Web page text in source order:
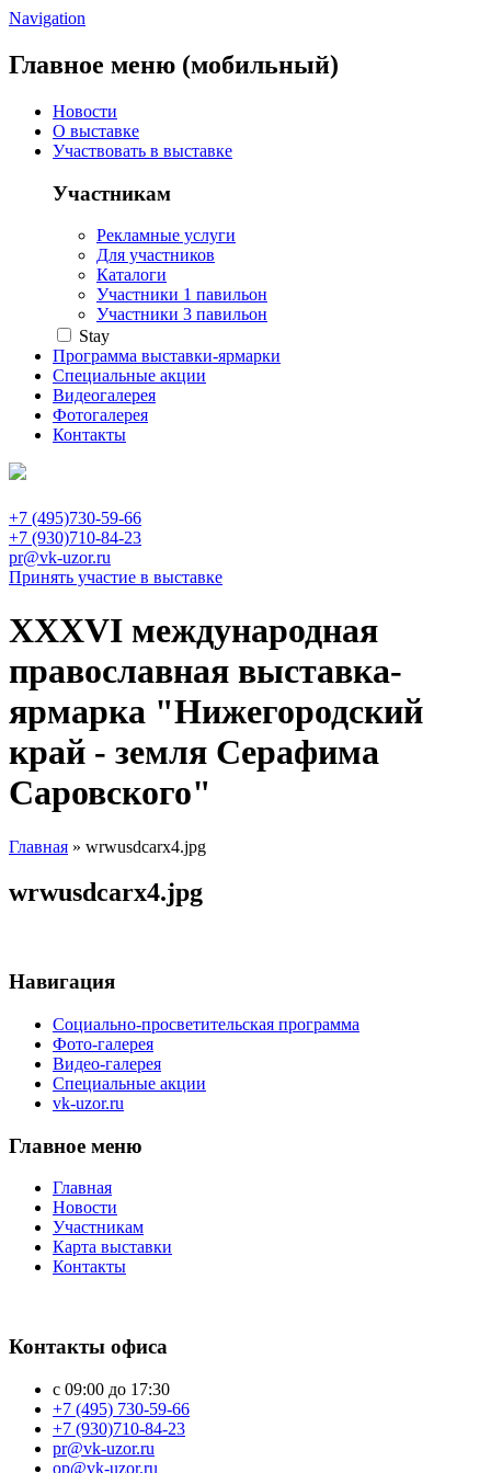
Navigation
Главное меню (мобильный)
Новости
О выставке
Участвовать в выставке
Участникам
Рекламные услуги
Для участников
Каталоги
Участники 1 павильон
Участники 3 павильон
Stay
Программа выставки-ярмарки
Специальные акции
Видеогалерея
Фотогалерея
Контакты
+7 (495)730-59-66
+7 (930)710-84-23
pr@vk-uzor.ru
Принять участие в выставке
XXXVI международная
православная выставка-
ярмарка "Нижегородский
край - земля Серафима
Саровского"
Главная » wrwusdcarx4.jpg
wrwusdcarx4.jpg
Навигация
Социально-просветительская программа
Фото-галерея
Видео-галерея
Специальные акции
vk-uzor.ru
Главное меню
Главная
Новости
Участникам
Карта выставки
Контакты
Контакты офиса
с 09:00 до 17:30
+7 (495) 730-59-66
+7 (930)710-84-23
pr@vk-uzor.ru
op@vk-uzor.ru